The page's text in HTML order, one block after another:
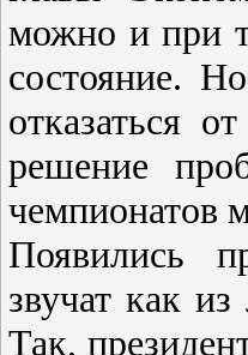
можно и при
состояние.
отказаться
решение
чемпионатов
Появились
звучат как
Так,